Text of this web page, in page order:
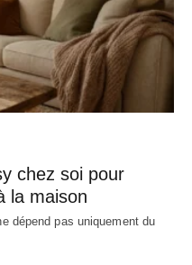
chez soi pour
la maison
dépend pas uniquement du